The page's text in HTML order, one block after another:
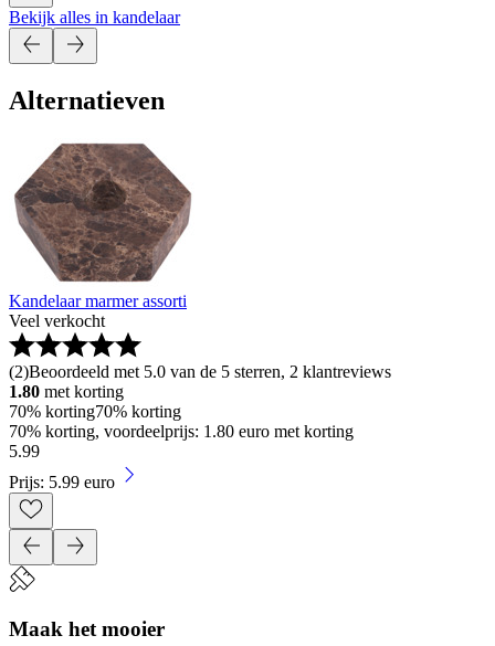
Bekijk alles in kandelaar
Alternatieven
Kandelaar marmer assorti
Veel verkocht
(2)Beoordeeld met 5.0 van de 5 sterren, 2 klantreviews
1.80 met korting
70% korting70% korting
70% korting, voordeelprijs: 1.80 euro met korting
5.99
Prijs: 5.99 euro
Maak het mooier